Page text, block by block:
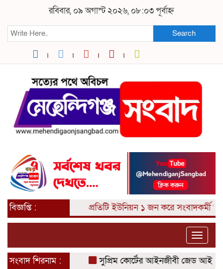
রবিবার, ০৯ অগাস্ট ২০২৬, ০৮:০৩ পূর্বাহ্ন
Search
বিজ্ঞপ্তি : প্রতিটি ইউনিয়ন ১ জন করে সংবাদকর্মী
Toggle
সংবাদ শিরনাম :
সুপ্রিম কোর্টের আইনজীবী জেড আই খান